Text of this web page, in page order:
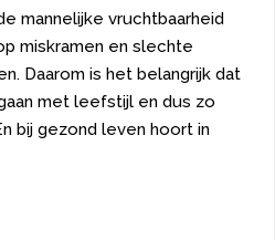
mannelijke vruchtbaarheid
miskramen en slechte
Daarom is het belangrijk dat
met leefstijl en dus zo
bij gezond leven hoort in